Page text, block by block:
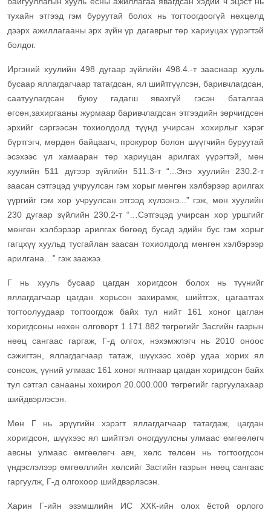
тухайн этгээд гэм буруутай болох нь тогтоогдоогүй нөхцөлд
дээрх ажиллагааны эрх зүйн үр дагаврыг төр хариуцах үүрэгтэй
болдог.
Иргэний хуулийн 498 дугаар зүйлийн 498.4.-т зааснаар хууль
бусаар яллагдагчаар татагдсан, ял шийтгүүлсэн, баривчлагдсан,
саатуулагдсан буюу гадагш явахгүй гэсэн баталгаа
өгсөн,захиргааны журмаар баривчлагдсан этгээдийн зөрчигдсөн
эрхийг сэргээсэн тохиолдолд түүнд учирсан хохирлыг хэрэг
бүртгэгч, мөрдөн байцаагч, прокурор болон шүүгчийн буруутай
эсэхээс үл хамааран төр хариуцан арилгах үүрэгтэй, мөн
хуулийн 511 дүгээр зүйлийн 511.3-т “...Энэ хуулийн 230.2-т
заасан сэтгэцэд учруулсан гэм хорыг мөнгөн хэлбэрээр арилгах
үүргийг гэм хор учруулсан этгээд хүлээнэ...” гэж, мөн хуулийн
230 дугаар зүйлийн 230.2-т “…Сэтгэцэд учирсан хор уршгийг
мөнгөн хэлбэрээр арилгах бөгөөд бусад эдийн бус гэм хорыг
гагцхүү хуульд тусгайлан заасан тохиолдолд мөнгөн хэлбэрээр
арилгана…” гэж заажээ.
Г нь хууль бусаар цагдан хоригдсон болох нь түүнийг
яллагдагчаар цагдан хорьсон захирамж, шийтгэх, цагаатгах
тогтоолуудаар тогтоогдож байх тул нийт 161 хоног цаглан
хоригдсоны нөхөн олговорт 1.171.882 төгрөгийг Засгийн газрын
нөөц сангаас гаргаж, Г-д олгох, нэхэмжлэгч нь 2010 оноос
сэжигтэн, яллагдагчаар татаж, шүүхээс хоёр удаа хорих ял
сонсож, үүний улмаас 161 хоног ялтнаар цагдан хоригдсон байх
тул сэтгэл санааны хохирол 20.000.000 төгрөгийг гаргуулахаар
шийдвэрлэсэн.
Мөн Г нь эрүүгийн хэрэгт яллагдагчаар татагдаж, цагдан
хоригдсон, шүүхээс ял шийтгэл оногдуулсны улмаас өмгөөлөгч
авсны улмаас өмгөөлөгч авч, хөлс төлсөн нь тогтоогдсон
үндэслэлээр өмгөөллийн хөлсийг Засгийн газрын нөөц сангаас
гаргуулж, Г-д олгохоор шийдвэрлэсэн.
Харин Г-ийн эзэмшлийн ИС ХХК-ийн олох ёстой орлого